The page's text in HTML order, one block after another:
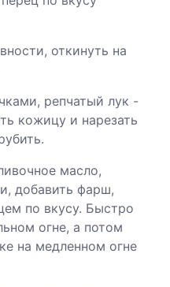
откинуть на
репчатый лук -
кожицу и нарезать
масло,
добавить фарш,
по вкусу. Быстро
огне, а потом
на медленном огне